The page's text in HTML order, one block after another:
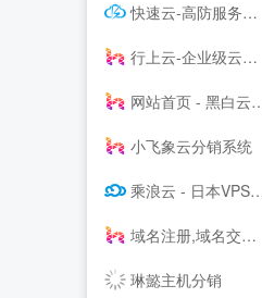
快速云-高防服务器租用秒解-香港vps-香港云服务器-江苏高防BGP服务器租用-快速云
行上云-企业级云服务器-虚拟云主机-高防服务器租用托管服务商
网站首页 - 黑白云-用心服务
小飞象云分销系统
乘浪云 - 日本VPS_美国VPS_香港云主机_美国服务器_Linode日本东京
域名注册,域名交易,虚拟主机,企业建站和企业邮箱-GoDaddy中文站
琳懿主机分销